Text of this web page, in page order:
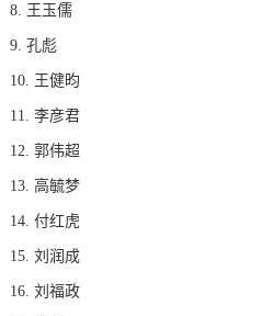
8. 王玉儒
9. 孔彪
10. 王健昀
11. 李彦君
12. 郭伟超
13. 高毓梦
14. 付红虎
15. 刘润成
16. 刘福政